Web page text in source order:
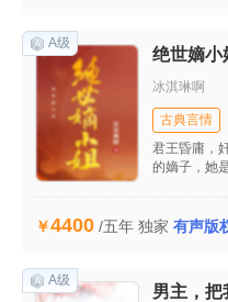
A级
绝世嫡小
冰淇琳啊
古典言情
君王昏庸，
的嫡子，她
成长，然红
灭，姐姐亦
4400 /五年 独家 有声版
A级
男主，把